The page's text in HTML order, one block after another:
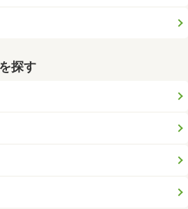
探す